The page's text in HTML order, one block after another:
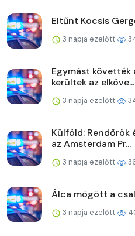
Eltűnt Kocsis
3 napja ezelőtt
Egymást követték
kerültek az elköve...
3 napja ezelőtt
Külföld:
az Amsterdam Pr...
3 napja ezelőtt
Álca mögött a
3 napja ezelőtt